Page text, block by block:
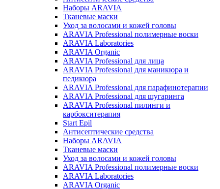
Наборы ARAVIA
Тканевые маски
Уход за волосами и кожей головы
ARAVIA Professional полимерные воски
ARAVIA Laboratories
ARAVIA Organic
ARAVIA Professional для лица
ARAVIA Professional для маникюра и
педикюра
ARAVIA Professional для парафинотерапии
ARAVIA Professional для шугаринга
ARAVIA Professional пилинги и
карбокситерапия
Start Epil
Антисептические средства
Наборы ARAVIA
Тканевые маски
Уход за волосами и кожей головы
ARAVIA Professional полимерные воски
ARAVIA Laboratories
ARAVIA Organic